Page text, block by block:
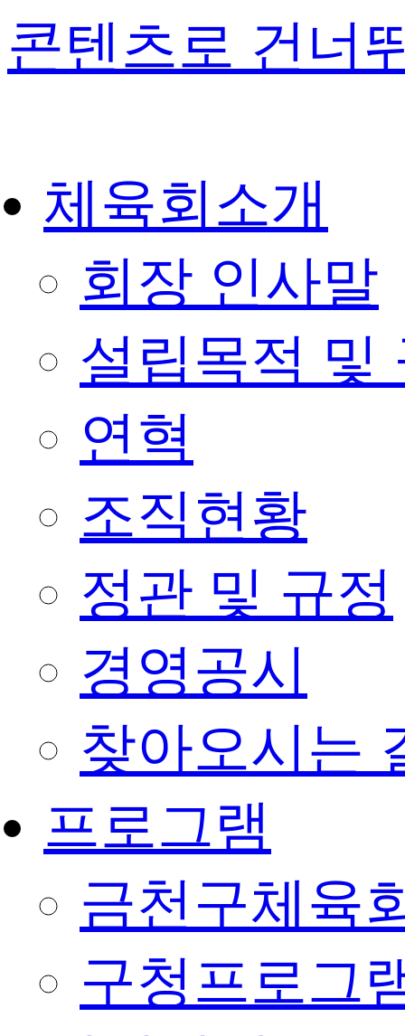
콘텐츠로 건너
체육회소개
회장 인사말
설립목적 및
연혁
조직현황
정관 및 규정
경영공시
찾아오시는
프로그램
금천구체육
구청프로그